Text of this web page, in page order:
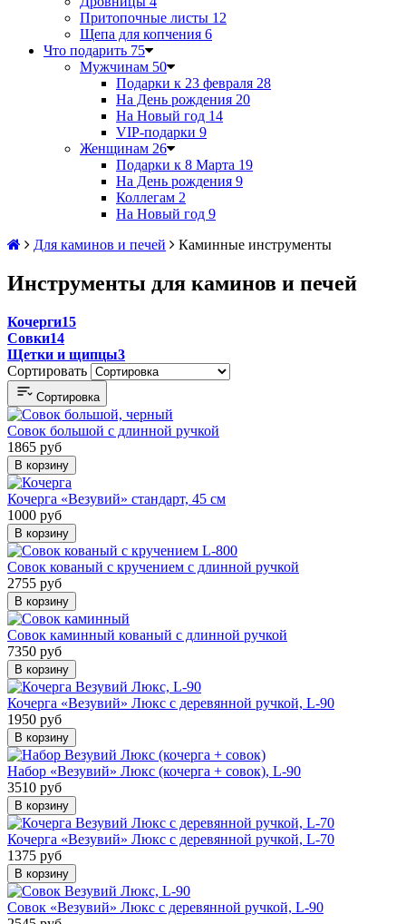
Притопочные листы 12
Щепа для копчения 6
Что подарить 75
Мужчинам 50
Подарки к 23 февраля 28
На День рождения 20
На Новый год 14
VIP-подарки 9
Женщинам 26
Подарки к 8 Марта 19
На День рождения 9
Коллегам 2
На Новый год 9
Для каминов и печей
Каминные инструменты
Инструменты для каминов и печей
Кочерги15
Совки14
Щетки и щипцы3
Сортировать
Сортировка
Совок большой с длинной ручкой
1865 руб
В корзину
Кочерга «Везувий» стандарт, 45 см
1000 руб
В корзину
Совок кованый с кручением с длинной ручкой
2755 руб
В корзину
Совок каминный кованый с длинной ручкой
7350 руб
В корзину
Кочерга «Везувий» Люкс с деревянной ручкой, L-90
1950 руб
В корзину
Набор «Везувий» Люкс (кочерга + совок), L-90
3510 руб
В корзину
Кочерга «Везувий» Люкс с деревянной ручкой, L-70
1375 руб
В корзину
Совок «Везувий» Люкс с деревянной ручкой, L-90